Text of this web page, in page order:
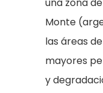
Monte
las áreas
mayores
y